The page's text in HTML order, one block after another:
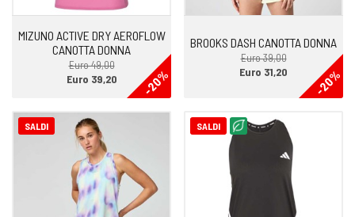
MIZUNO ACTIVE DRY AEROFLOW
CANOTTA DONNA
Euro 49,00
-20%
Euro 39,20
BROOKS DASH CANOTTA DONNA
Euro 39,00
-20%
Euro 31,20
SALDI SALDI